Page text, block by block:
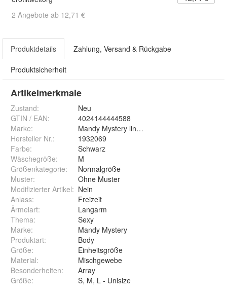
2 Angebote ab 12,71 €
Produktdetails Zahlung, Versand & Rückgabe
Produktsicherheit
Artikelmerkmale
Zustand:
Neu
GTIN / EAN:
4024144444588
Marke:
Mandy Mystery lingerie
Hersteller Nr.:
1932069
Farbe:
Schwarz
Wäschegröße:
M
Größenkategorie:
Normalgröße
Muster:
Ohne Muster
Modifizierter Artikel: Nein
Anlass:
Freizeit
Ärmelart:
Langarm
Thema:
Sexy
Marke:
Mandy Mystery
Produktart:
Body
Größe:
Einheitsgröße
Material:
Mischgewebe
Besonderheiten:
Array
Größe: S, M, L - Unisize